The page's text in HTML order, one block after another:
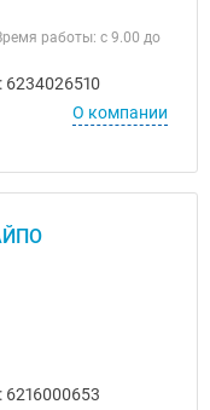
работы: с 9.00 до
6234026510
О компании